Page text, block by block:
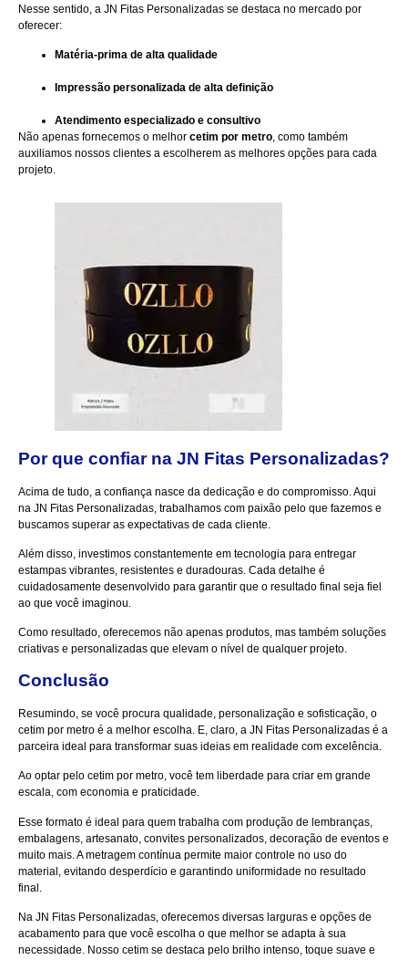
Nesse sentido, a JN Fitas Personalizadas se destaca no mercado por
oferecer:
Matéria-prima de alta qualidade
Impressão personalizada de alta definição
Atendimento especializado e consultivo
Não apenas fornecemos o melhor cetim por metro, como também
auxiliamos nossos clientes a escolherem as melhores opções para cada
projeto.
Por que confiar na JN Fitas Personalizadas?
Acima de tudo, a confiança nasce da dedicação e do compromisso. Aqui
na JN Fitas Personalizadas, trabalhamos com paixão pelo que fazemos e
buscamos superar as expectativas de cada cliente.
Além disso, investimos constantemente em tecnologia para entregar
estampas vibrantes, resistentes e duradouras. Cada detalhe é
cuidadosamente desenvolvido para garantir que o resultado final seja fiel
ao que você imaginou.
Como resultado, oferecemos não apenas produtos, mas também soluções
criativas e personalizadas que elevam o nível de qualquer projeto.
Conclusão
Resumindo, se você procura qualidade, personalização e sofisticação, o
cetim por metro é a melhor escolha. E, claro, a JN Fitas Personalizadas é a
parceira ideal para transformar suas ideias em realidade com excelência.
Ao optar pelo cetim por metro, você tem liberdade para criar em grande
escala, com economia e praticidade.
Esse formato é ideal para quem trabalha com produção de lembranças,
embalagens, artesanato, convites personalizados, decoração de eventos e
muito mais. A metragem contínua permite maior controle no uso do
material, evitando desperdício e garantindo uniformidade no resultado
final.
Na JN Fitas Personalizadas, oferecemos diversas larguras e opções de
acabamento para que você escolha o que melhor se adapta à sua
necessidade. Nosso cetim se destaca pelo brilho intenso, toque suave e